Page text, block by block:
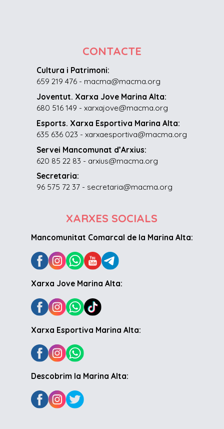
CONTACTE
Cultura i Patrimoni:
659 219 476 - macma@macma.org
Joventut. Xarxa Jove Marina Alta:
680 516 149 - xarxajove@macma.org
Esports. Xarxa Esportiva Marina Alta:
635 636 023 - xarxaesportiva@macma.org
Servei Mancomunat d’Arxius:
620 85 22 83 - arxius@macma.org
Secretaria:
96 575 72 37 - secretaria@macma.org
XARXES SOCIALS
Mancomunitat Comarcal de la Marina Alta:
Xarxa Jove Marina Alta:
Xarxa Esportiva Marina Alta:
Descobrim la Marina Alta: